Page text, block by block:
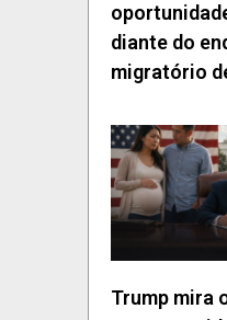
diante do
migratório
Trump mira